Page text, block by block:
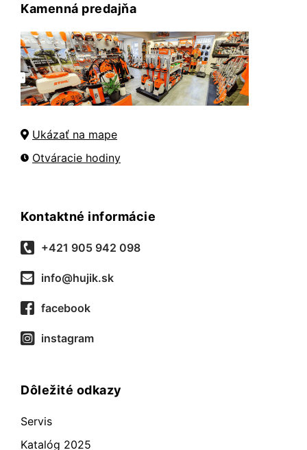
Kamenná predajňa
Ukázať na mape
Otváracie hodiny
Kontaktné informácie
+421 905 942 098
info@hujik.sk
facebook
instagram
Dôležité odkazy
Servis
Katalóg 2025